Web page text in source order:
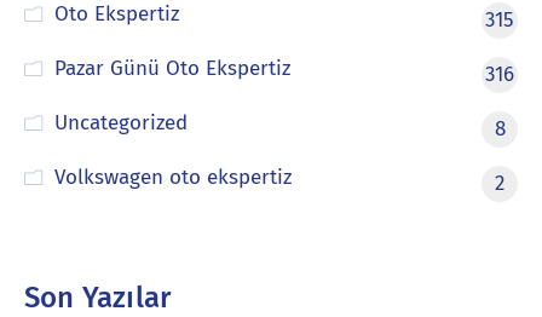
Oto Ekspertiz
315
Pazar Günü Oto Ekspertiz
316
Uncategorized
8
Volkswagen oto ekspertiz
2
Son Yazılar